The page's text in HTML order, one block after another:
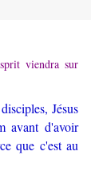
viendra sur
Jésus
avant d'avoir
que c'est au